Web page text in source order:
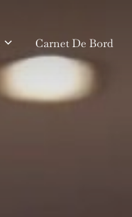
Carnet De Bord